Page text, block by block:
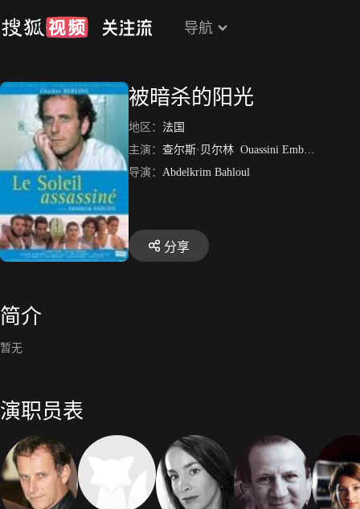
导航
被暗杀的阳光
地区： 法国
主演： 查尔斯·贝尔林 Ouassini Embarek
导演： Abdelkrim Bahloul
分享
简介
暂无
演职员表